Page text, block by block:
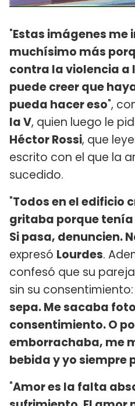
"Estas imágenes me
muchísimo más
contra la violencia a
puede creer que
pueda hacer eso",
la V, quien luego le
Héctor Rossi, que
escrito con el que la
sucedido.
"Todos en el edificio
gritaba porque
Si pasa, denuncien.
expresó Lourdes.
confesó que su
sin su consentimiento:
sepa. Me sacaba
consentimiento. O
emborrachaba, me
bebida y yo siempre
"Amor es la falta